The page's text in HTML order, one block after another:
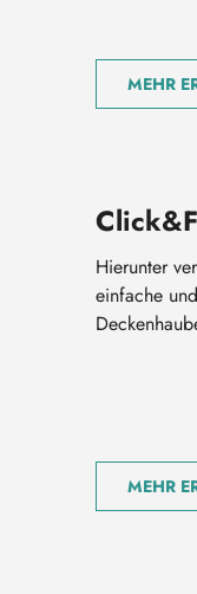
MEHR
Hierunter
einfache
MEHR